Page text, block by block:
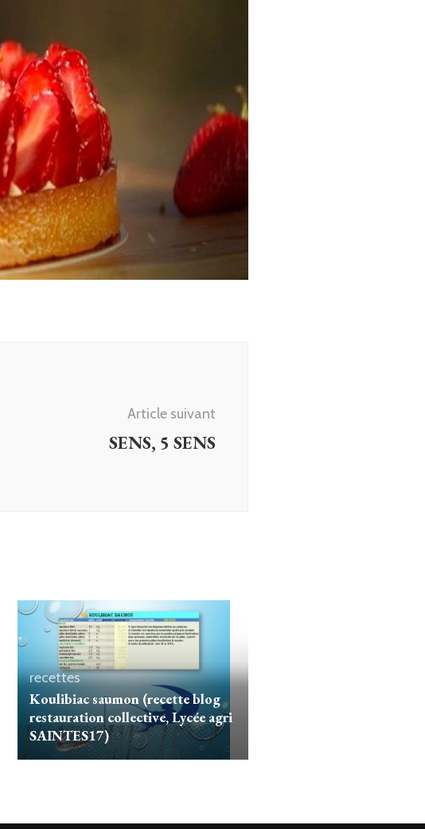
Article suivant
SENS, 5 SENS
recettes
Koulibiac saumon (recette blog
restauration collective, Lycée agri
SAINTES17)